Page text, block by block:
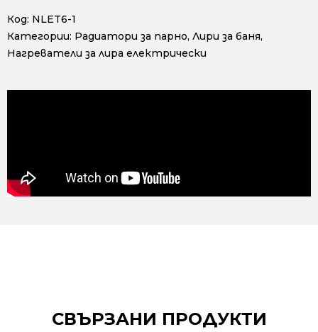
Код: NLET6-1
Категории: Радиатори за парно, Лири за баня,
Нагреватели за лира електрически
СВЪРЗАНИ ПРОДУКТИ